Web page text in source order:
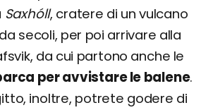
Saxhóll, cratere di un vulcano
secoli, per poi arrivare alla
da cui partono anche le
per avvistare le balene.
inoltre, potrete godere di